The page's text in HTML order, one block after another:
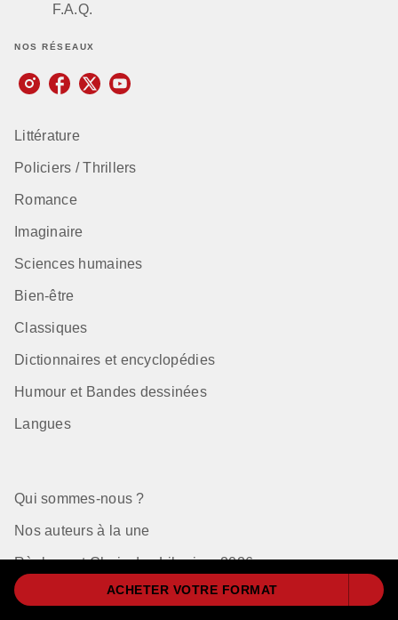
ACHETER VOTRE FORMAT
F.A.Q.
NOS RÉSEAUX
Littérature
Policiers / Thrillers
Romance
Imaginaire
Sciences humaines
Bien-être
Classiques
Dictionnaires et encyclopédies
Humour et Bandes dessinées
Langues
Qui sommes-nous ?
Nos auteurs à la une
Règlement Choix des Libraires 2026